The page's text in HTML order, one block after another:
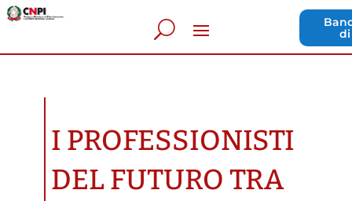
I PROFESSIONISTI
DEL FUTURO TRA